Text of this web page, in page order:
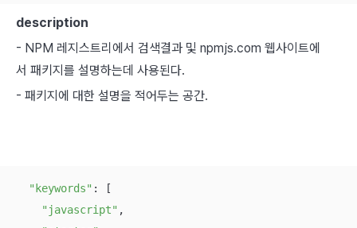
description
- NPM 레지스트리에서 검색결과 및 npmjs.com 웹사이트에
서 패키지를 설명하는데 사용된다.
- 패키지에 대한 설명을 적어두는 공간.
"keywords" : [
"javascript" ,